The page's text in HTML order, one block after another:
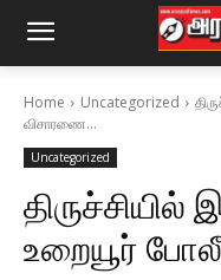
Home Uncategorized
விசாரணை...
Uncategorized
திருச்சியில்
உறையூர்